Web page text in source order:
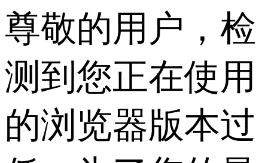
尊敬的用户，检
测到您正在使用
的浏览器版本过